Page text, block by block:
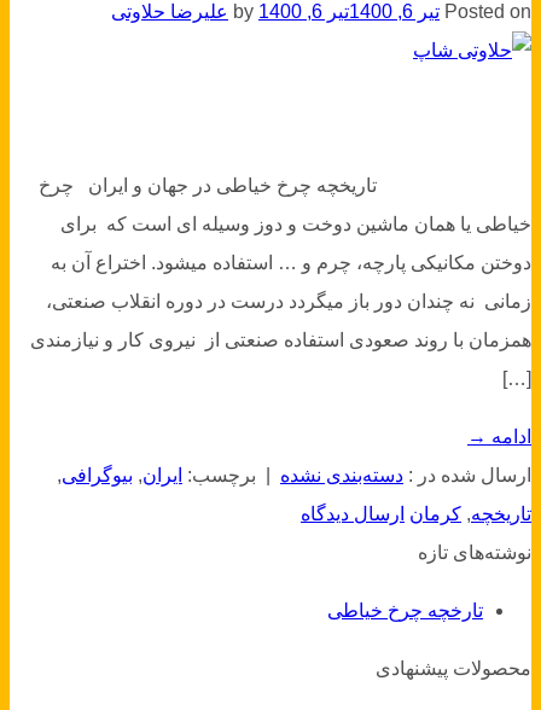
Posted on تیر 6, 1400 تیر 6, 1400 by علیرضا حلاوتی
تاریخچه چرخ خیاطی در جهان و ایران چرخ
خیاطی یا همان ماشین دوخت و دوز وسیله ای است که برای
دوختن مکانیکی پارچه، چرم و … استفاده میشود. اختراع آن به
زمانی نه چندان دور باز میگردد درست در دوره انقلاب صنعتی،
همزمان با روند صعودی استفاده صنعتی از نیروی کار و نیازمندی
[…]
ادامه →
ارسال شده در : دسته‌بندی نشده برچسب: ایران, بیوگرافی,
تاریخچه, کرمان ارسال دیدگاه
نوشته‌های تازه
تارخچه چرخ خیاطی
محصولات پیشنهادی